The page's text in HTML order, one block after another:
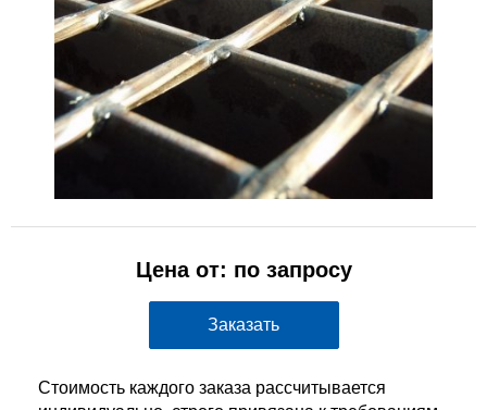
Цена от: по запросу
Заказать
Стоимость каждого заказа рассчитывается